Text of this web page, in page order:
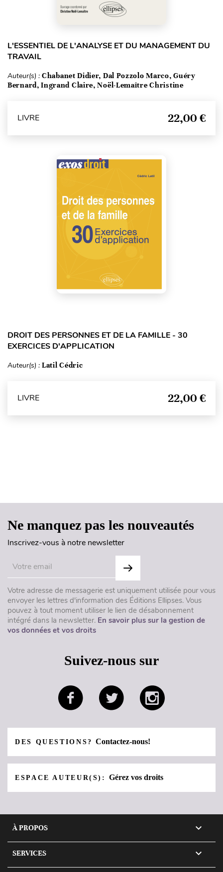
L'ESSENTIEL DE L'ANALYSE ET DU MANAGEMENT DU
TRAVAIL
Auteur(s) : Chabanet Didier, Dal Pozzolo Marco, Guéry
Bernard, Ingrand Claire, Noël-Lemaître Christine
LIVRE 22,00 €
DROIT DES PERSONNES ET DE LA FAMILLE - 30
EXERCICES D'APPLICATION
Auteur(s) : Latil Cédric
LIVRE 22,00 €
Ne manquez pas les nouveautés
Inscrivez-vous à notre newsletter
Votre adresse de messagerie est uniquement utilisée pour vous
envoyer les lettres d'information des Éditions Ellipses. Vous
pouvez à tout moment utiliser le lien de désabonnement
intégré dans la newsletter. En savoir plus sur la gestion de
vos données et vos droits
Suivez-nous sur
DES QUESTIONS?Contactez-nous!
ESPACE AUTEUR(S):Gérez vos droits
À PROPOS 
SERVICES 